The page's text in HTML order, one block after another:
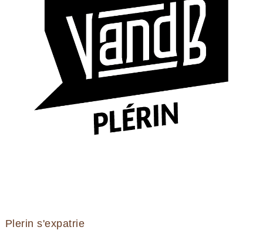
Plerin s'expatrie